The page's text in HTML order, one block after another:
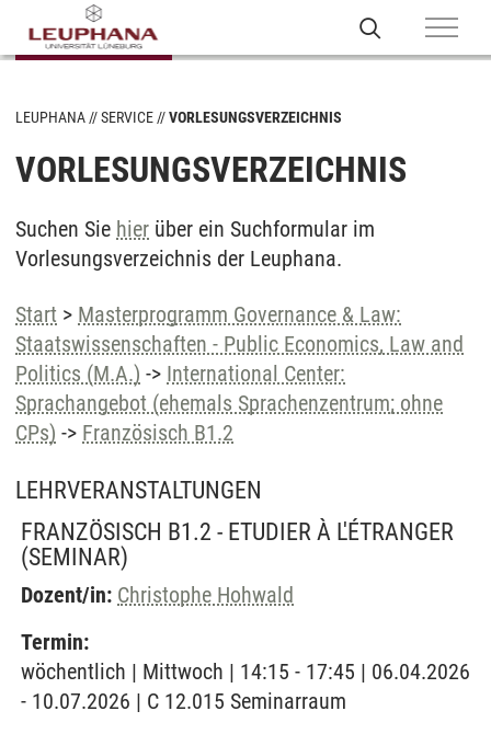
LEUPHANA SERVICE VORLESUNGSVERZEICHNIS
VORLESUNGSVERZEICHNIS
Suchen Sie hier über ein Suchformular im
Vorlesungsverzeichnis der Leuphana.
Start > Masterprogramm Governance & Law:
Staatswissenschaften - Public Economics, Law and
Politics (M.A.) -> International Center:
Sprachangebot (ehemals Sprachenzentrum; ohne
CPs) -> Französisch B1.2
LEHRVERANSTALTUNGEN
FRANZÖSISCH B1.2 - ETUDIER À L'ÉTRANGER
(SEMINAR)
Dozent/in: Christophe Hohwald
Termin:
wöchentlich | Mittwoch | 14:15 - 17:45 | 06.04.2026
- 10.07.2026 | C 12.015 Seminarraum